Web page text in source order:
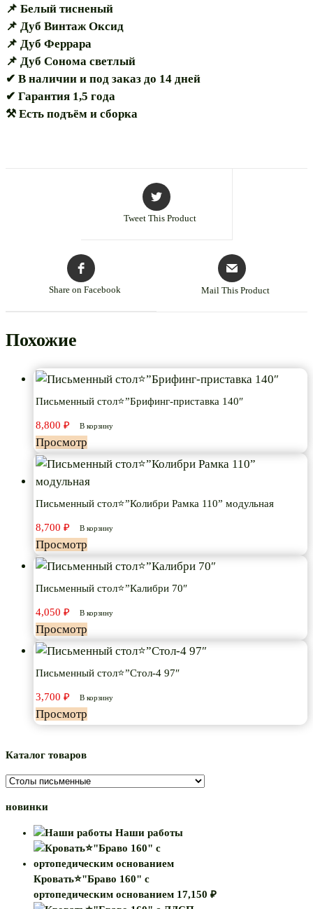
📌 Белый тисненый
📌 Дуб Винтаж Оксид
📌 Дуб Феррара
📌 Дуб Сонома светлый
✔ В наличии и под заказ до 14 дней
✔ Гарантия 1,5 года
⚒ Есть подъём и сборка
Tweet This Product
Share on Facebook Mail This Product
Похожие
Письменный стол⭐”Брифинг-приставка 140″
8,800 ₽ В корзину
Просмотр
Письменный стол⭐”Колибри Рамка 110” модульная
8,700 ₽ В корзину
Просмотр
Письменный стол⭐”Калибри 70″
4,050 ₽ В корзину
Просмотр
Письменный стол⭐”Стол-4 97″
3,700 ₽ В корзину
Просмотр
Каталог товаров
новинки
Наши работы
Кровать⭐"Браво 160" с
ортопедическим основанием 17,150 ₽